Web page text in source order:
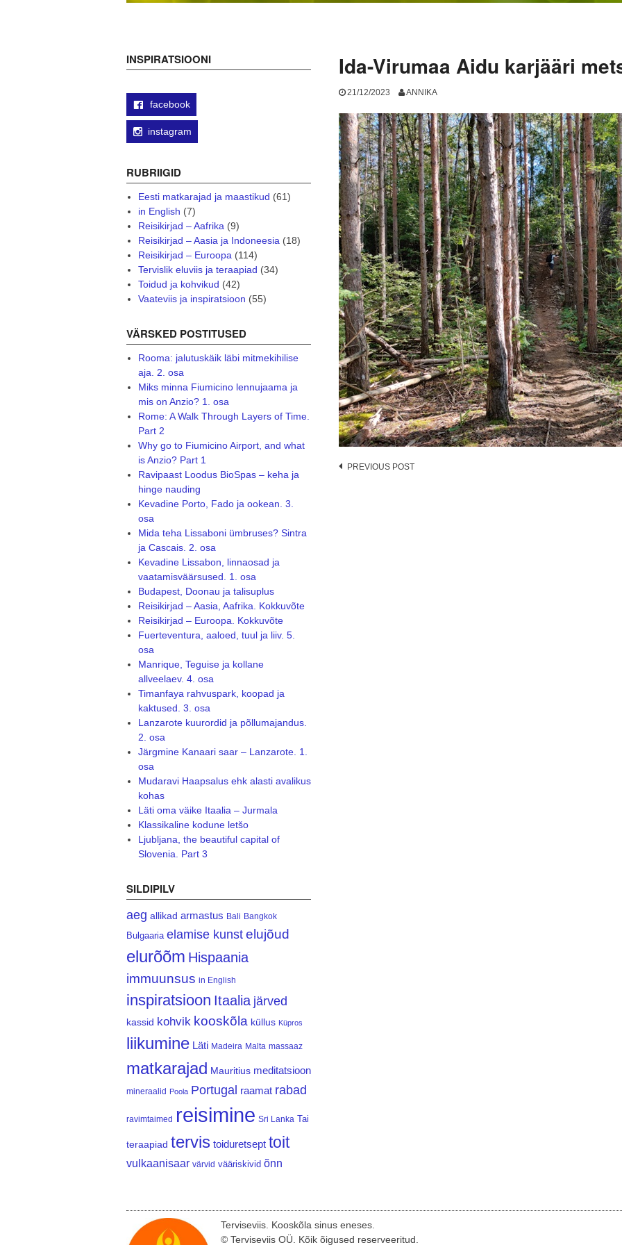
Ida-Virumaa Aidu karjääri
21/12/2023 ANNIKA
Post
PREVIOUS POST
INSPIRATSIOONI
facebook
instagram
RUBRIIGID
Eesti matkarajad ja maastikud (61)
in English (7)
Reisikirjad – Aafrika(9)
Reisikirjad – Aasia ja Indoneesia(18)
Reisikirjad – Euroopa(114)
Tervislik eluviis ja teraapiad (34)
Toidud ja kohvikud (42)
Vaateviis ja inspiratsioon (55)
VÄRSKED POSTITUSED
Rooma: jalutuskäik läbi mitmekihilise
aja. 2. osa
Miks minna Fiumicino lennujaama ja
mis on Anzio? 1. osa
Rome: A Walk Through Layers of Time.
Part 2
Why go to Fiumicino Airport, and what
is Anzio? Part 1
Ravipaast Loodus BioSpas – keha ja
hinge nauding
Kevadine Porto, Fado ja ookean. 3.
osa
Mida teha Lissaboni ümbruses? Sintra
ja Cascais. 2. osa
Kevadine Lissabon, linnaosad ja
vaatamisväärsused. 1. osa
Budapest, Doonau ja talisuplus
Reisikirjad – Aasia, Aafrika. Kokkuvõte
Reisikirjad – Euroopa. Kokkuvõte
Fuerteventura, aaloed, tuul ja liiv. 5.
osa
Manrique, Teguise ja kollane
allveelaev. 4. osa
Timanfaya rahvuspark, koopad ja
kaktused. 3. osa
Lanzarote kuurordid ja põllumajandus.
2. osa
Järgmine Kanaari saar – Lanzarote. 1.
osa
Mudaravi Haapsalus ehk alasti avalikus
kohas
Läti oma väike Itaalia – Jurmala
Klassikaline kodune letšo
Ljubljana, the beautiful capital of
Slovenia. Part 3
SILDIPILV
aeg allikad armastus Bali Bangkok
Bulgaaria elamise kunst elujõud
elurõõm Hispaania
immuunsus in English
inspiratsioon Itaalia järved
kassid kohvik kooskõla küllus Küpros
liikumine Läti Madeira Malta massaaz
matkarajad Mauritius meditatsioon
mineraalid Poola Portugal raamat rabad
ravimtaimed reisimine Sri Lanka Tai
teraapiad tervis toiduretsept toit
vulkaanisaar värvid vääriskivid õnn
Terviseviis. Kooskõla sinus eneses.
© Terviseviis OÜ. Kõik õigused reserveeritud.